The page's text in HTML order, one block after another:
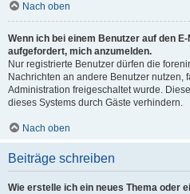
Nach oben
Wenn ich bei einem Benutzer auf den
aufgefordert, mich anzumelden.
Nur registrierte Benutzer dürfen die
Nachrichten an andere Benutzer nutzen,
Administration freigeschaltet wurde.
dieses Systems durch Gäste verhindern.
Nach oben
Beiträge schreiben
Wie erstelle ich ein neues Thema oder